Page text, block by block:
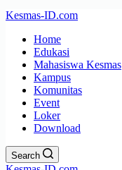
Kesmas-ID.com
Home
Edukasi
Mahasiswa Kesmas
Kampus
Komunitas
Event
Loker
Download
Search